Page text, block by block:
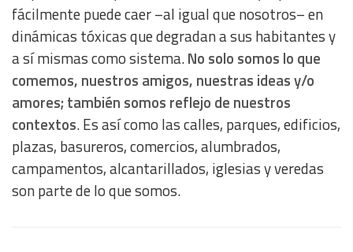
fácilmente puede caer –al igual que nosotros– en
dinámicas tóxicas que degradan a sus habitantes y
a sí mismas como sistema.No solo somos lo que
comemos, nuestros amigos, nuestras ideas y/o
amores; también somos reflejo de nuestros
contextos. Es así como las calles, parques, edificios,
plazas, basureros, comercios, alumbrados,
campamentos, alcantarillados, iglesias y veredas
son parte de lo que somos.